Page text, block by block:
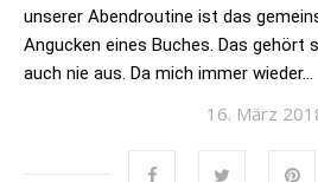
unserer Abendroutine ist das
Angucken eines Buches. Das gehört
auch nie aus. Da mich immer wieder…
16. März